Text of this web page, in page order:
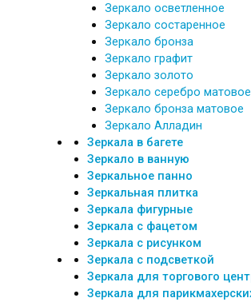
Зеркало осветленное
Зеркало состаренное
Зеркало бронза
Зеркало графит
Зеркало золото
Зеркало серебро матовое
Зеркало бронза матовое
Зеркало Алладин
Зеркала в багете
Зеркало в ванную
Зеркальное панно
Зеркальная плитка
Зеркала фигурные
Зеркала с фацетом
Зеркала с рисунком
Зеркала с подсветкой
Зеркала для торгового
Зеркала для